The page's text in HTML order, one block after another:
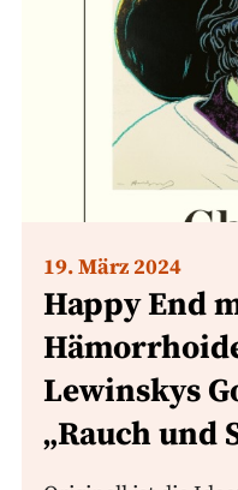
19. März 2024
Happy End
Lewinskys
„Rauch und